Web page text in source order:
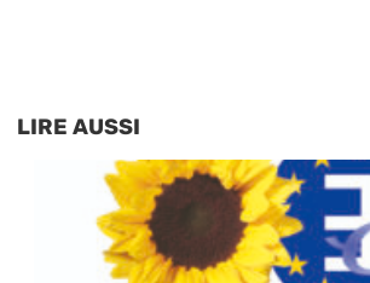
LIRE AUSSI